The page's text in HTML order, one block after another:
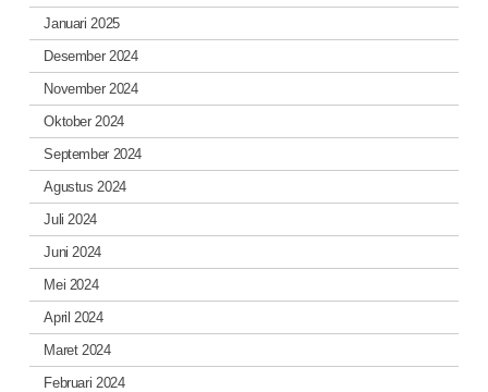
Januari 2025
Desember 2024
November 2024
Oktober 2024
September 2024
Agustus 2024
Juli 2024
Juni 2024
Mei 2024
April 2024
Maret 2024
Februari 2024